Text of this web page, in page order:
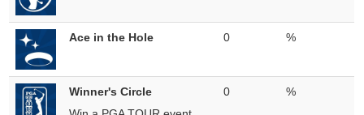
Ace in the Hole 0 %
Winner's Circle
0 %